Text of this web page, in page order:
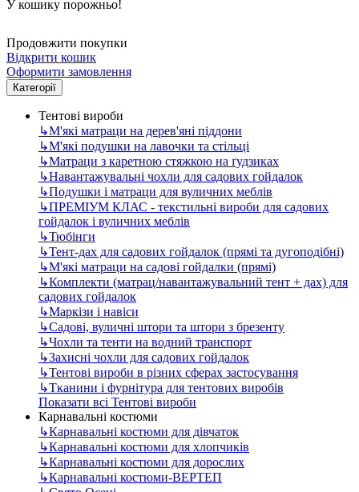
У кошику порожньо!
Продовжити покупки
Відкрити кошик
Оформити замовлення
Категорії
Тентові вироби
↳М'які матраци на дерев'яні піддони
↳М'які подушки на лавочки та стільці
↳Матраци з каретною стяжкою на ґудзиках
↳Навантажувальні чохли для садових гойдалок
↳Подушки і матраци для вуличних меблів
↳ПРЕМІУМ КЛАС - текстильні вироби для садових
гойдалок і вуличних меблів
↳Тюбінги
↳Тент-дах для садових гойдалок (прямі та дугоподібні)
↳М'які матраци на садові гойдалки (прямі)
↳Комплекти (матрац/навантажувальний тент + дах) для
садових гойдалок
↳Маркізи і навіси
↳Садові, вуличні штори та штори з брезенту
↳Чохли та тенти на водний транспорт
↳Захисні чохли для садових гойдалок
↳Тентові вироби в різних сферах застосування
↳Тканини і фурнітура для тентових виробів
Показати всі Тентові вироби
Карнавальні костюми
↳Карнавальні костюми для дівчаток
↳Карнавальні костюми для хлопчиків
↳Карнавальні костюми для дорослих
↳Карнавальні костюми-ВЕРТЕП